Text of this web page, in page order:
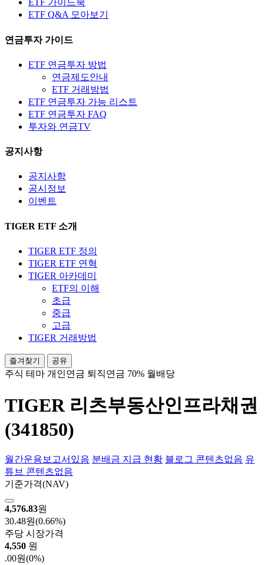
ETF 가이드북
ETF Q&A 모아보기
연금투자 가이드
ETF 연금투자 방법
연금제도안내
ETF 거래방법
ETF 연금투자 가능 리스트
ETF 연금투자 FAQ
투자와 연금TV
공지사항
공지사항
공시정보
이벤트
TIGER ETF 소개
TIGER ETF 정의
TIGER ETF 연혁
TIGER 아카데미
ETF의 이해
초급
중급
고급
TIGER 거래방법
즐겨찾기 공유
주식 테마 개인연금 퇴직연금 70% 월배당
TIGER 리츠부동산인프라채권
(341850)
월간운용보고서 있음 분배금 지급 현황 블로그 콘텐츠없음 유
튜브 콘텐츠없음
기준가격(NAV)
4,576.83원
30.48원(0.66%)
주당 시장가격
4,550 원
.00원(0%)